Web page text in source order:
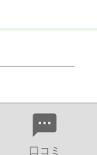
sms
口コミ